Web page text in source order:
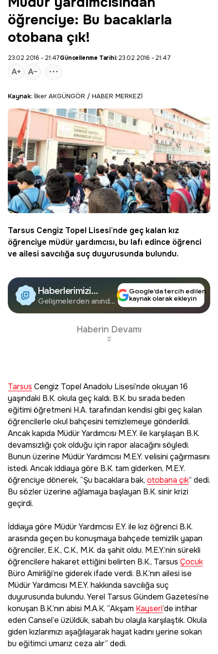
öğrenciye: Bu bacaklarla
otobana çık!
23.02.2016 - 21:47Güncellenme Tarihi:23.02.2016 - 21:47
Kaynak: İlker AKGÜNGÖR / HABER MERKEZİ
Tarsus Cengiz Topel Lisesi’nde geç kalan kız
öğrenciye müdür yardımcısı, bu lafı edince öğrenci
ve ailesi savcılığa suç duyurusunda bulundu.
Haberlerimizi
Google'da Takip
Edin
Gelişmelerden anında
Google’da tercih edilen
kaynak olarak ekleyin
Haberin Devamı
Tarsus Cengiz Topel Anadolu Lisesi’nde okuyan 16
yaşındaki B.K. okula geç kaldı. B.K. bu sırada beden
eğitimi öğretmeni H.A. tarafından kendisi gibi geç kalan
öğrencilerle okul bahçesini temizlemeye gönderildi.
Ancak kapıda Müdür Yardımcısı M.E.Y. ile karşılaşan B.K.
devamsızlığı çok olduğu için rapor alacağını söyledi.
Bunun üzerine Müdür Yardımcısı M.E.Y. velisini çağırmasını
istedi. Ancak iddiaya göre B.K. tam giderken, M.E.Y.
öğrenciye dönerek, “Şu bacaklara bak, otobana çık” dedi.
Bu sözler üzerine ağlamaya başlayan B.K. sinir krizi
geçirdi.
İddiaya göre Müdür Yardımcısı E.Y. ile kız öğrenci B.K.
arasında geçen bu konuşmaya bahçede temizlik yapan
öğrenciler, E.K., C.K., M.K. da şahit oldu. M.E.Y.’nin sürekli
öğrencilere hakaret ettiğini belirten B.K., Tarsus Çocuk
Büro Amirliği’ne giderek ifade verdi. B.K.’nın ailesi ise
Müdür Yardımcısı M.E.Y. hakkında savcılığa suç
duyurusunda bulundu. Yerel Tarsus Gündem Gazetesi’ne
konuşan B.K.’nın abisi M.A.K. “Akşam Kayseri’de intihar
eden Cansel’e üzüldük, sabah bu olayla karşılaştık. Okula
giden kızlarımızı aşağılayarak hayat kadını yerine sokan
bu eğitimci umarız ceza alır” dedi.